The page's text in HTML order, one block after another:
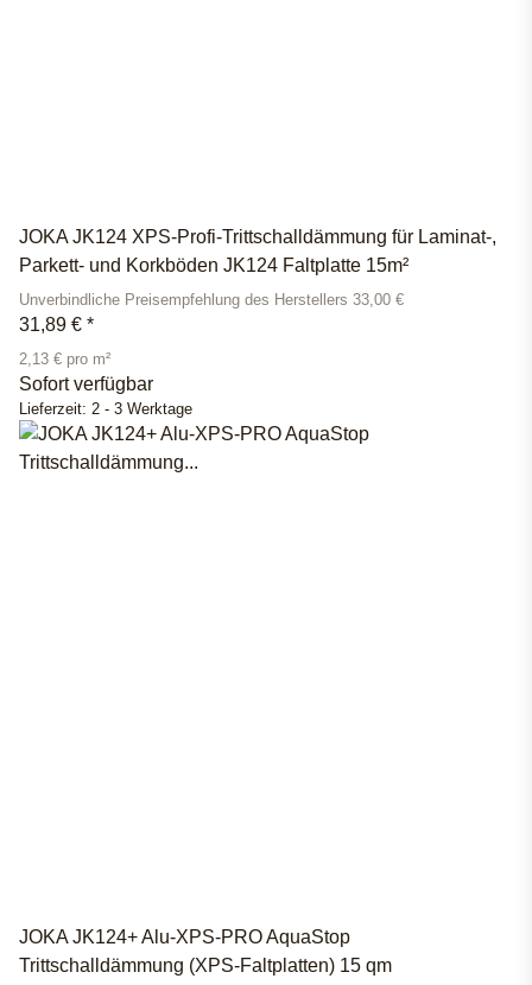
JOKA JK124 XPS-Profi-Trittschalldämmung für Laminat-,
Parkett- und Korkböden JK124 Faltplatte 15m²
Unverbindliche Preisempfehlung des Herstellers 33,00 €
31,89 € *
2,13 € pro m²
Sofort verfügbar
Lieferzeit: 2 - 3 Werktage
JOKA JK124+ Alu-XPS-PRO AquaStop
Trittschalldämmung (XPS-Faltplatten) 15 qm